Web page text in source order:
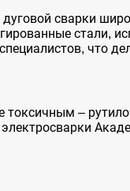
сварки
стали,
что
токсичным –